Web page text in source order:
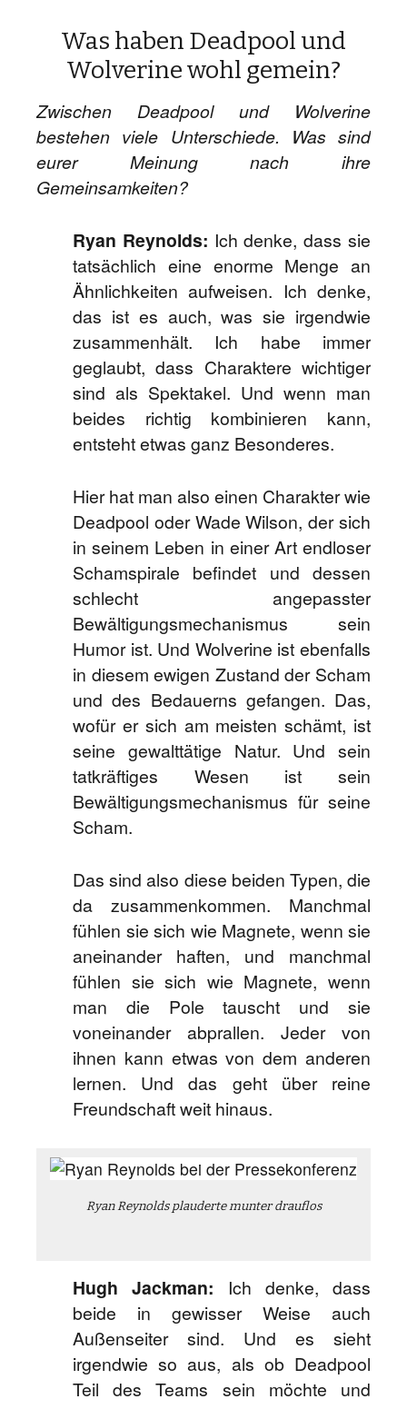
Was haben Deadpool und
Wolverine wohl gemein?
Zwischen Deadpool und Wolverine
bestehen viele Unterschiede. Was sind
eurer Meinung nach ihre
Gemeinsamkeiten?
Ryan Reynolds: Ich denke, dass sie
tatsächlich eine enorme Menge an
Ähnlichkeiten aufweisen. Ich denke,
das ist es auch, was sie irgendwie
zusammenhält. Ich habe immer
geglaubt, dass Charaktere wichtiger
sind als Spektakel. Und wenn man
beides richtig kombinieren kann,
entsteht etwas ganz Besonderes.
Hier hat man also einen Charakter wie
Deadpool oder Wade Wilson, der sich
in seinem Leben in einer Art endloser
Schamspirale befindet und dessen
schlecht angepasster
Bewältigungsmechanismus sein
Humor ist. Und Wolverine ist ebenfalls
in diesem ewigen Zustand der Scham
und des Bedauerns gefangen. Das,
wofür er sich am meisten schämt, ist
seine gewalttätige Natur. Und sein
tatkräftiges Wesen ist sein
Bewältigungsmechanismus für seine
Scham.
Das sind also diese beiden Typen, die
da zusammenkommen. Manchmal
fühlen sie sich wie Magnete, wenn sie
aneinander haften, und manchmal
fühlen sie sich wie Magnete, wenn
man die Pole tauscht und sie
voneinander abprallen. Jeder von
ihnen kann etwas von dem anderen
lernen. Und das geht über reine
Freundschaft weit hinaus.
Ryan Reynolds plauderte munter drauflos
Hugh Jackman: Ich denke, dass
beide in gewisser Weise auch
Außenseiter sind. Und es sieht
irgendwie so aus, als ob Deadpool
Teil des Teams sein möchte und